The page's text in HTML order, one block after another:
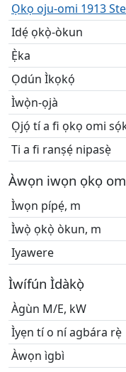
Ọkọ oju-omi 1913
Idẹ́ ọkọ̀-òkun
Ẹ̀ka
Ọdún Ìkọkọ́
Ìwọ̀n-ọjà
Ọjọ́ tí a fi ọkọ omi
Ti a fi ranṣẹ́ nipasẹ̀
Àwọn iwọn ọkọ
Ìwọn pípẹ́, m
Ìwọ̀ ọkọ̀ òkun, m
Iyawere
Ìwífún Ìdàkọ̀
Àgùn M/E, kW
Ìyẹn tí o ní agbára rẹ̀
Àwọn ìgbì